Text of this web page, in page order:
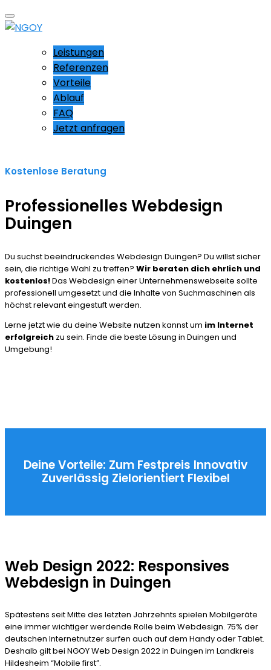
Leistungen
Referenzen
Vorteile
Ablauf
FAQ
Jetzt anfragen
Kostenlose Beratung
Professionelles Webdesign
Duingen
Du suchst beeindruckendes Webdesign Duingen? Du willst sicher
sein, die richtige Wahl zu treffen? Wir beraten dich ehrlich und
kostenlos!Das Webdesign einer Unternehmenswebseite sollte
professionell umgesetzt und die Inhalte von Suchmaschinen als
höchst relevant eingestuft werden.
Lerne jetzt wie du deine Website nutzen kannst um im Internet
erfolgreich zu sein. Finde die beste Lösung in Duingen und
Umgebung!
Deine Vorteile: Zum Festpreis Innovativ
Zuverlässig Zielorientiert Flexibel
Web Design 2022: Responsives
Webdesign in Duingen
Spätestens seit Mitte des letzten Jahrzehnts spielen Mobilgeräte
eine immer wichtiger werdende Rolle beim Webdesign. 75% der
deutschen Internetnutzer surfen auch auf dem Handy oder Tablet.
Deshalb gilt bei NGOY Web Design 2022 in Duingen im Landkreis
Hildesheim “Mobile first”.